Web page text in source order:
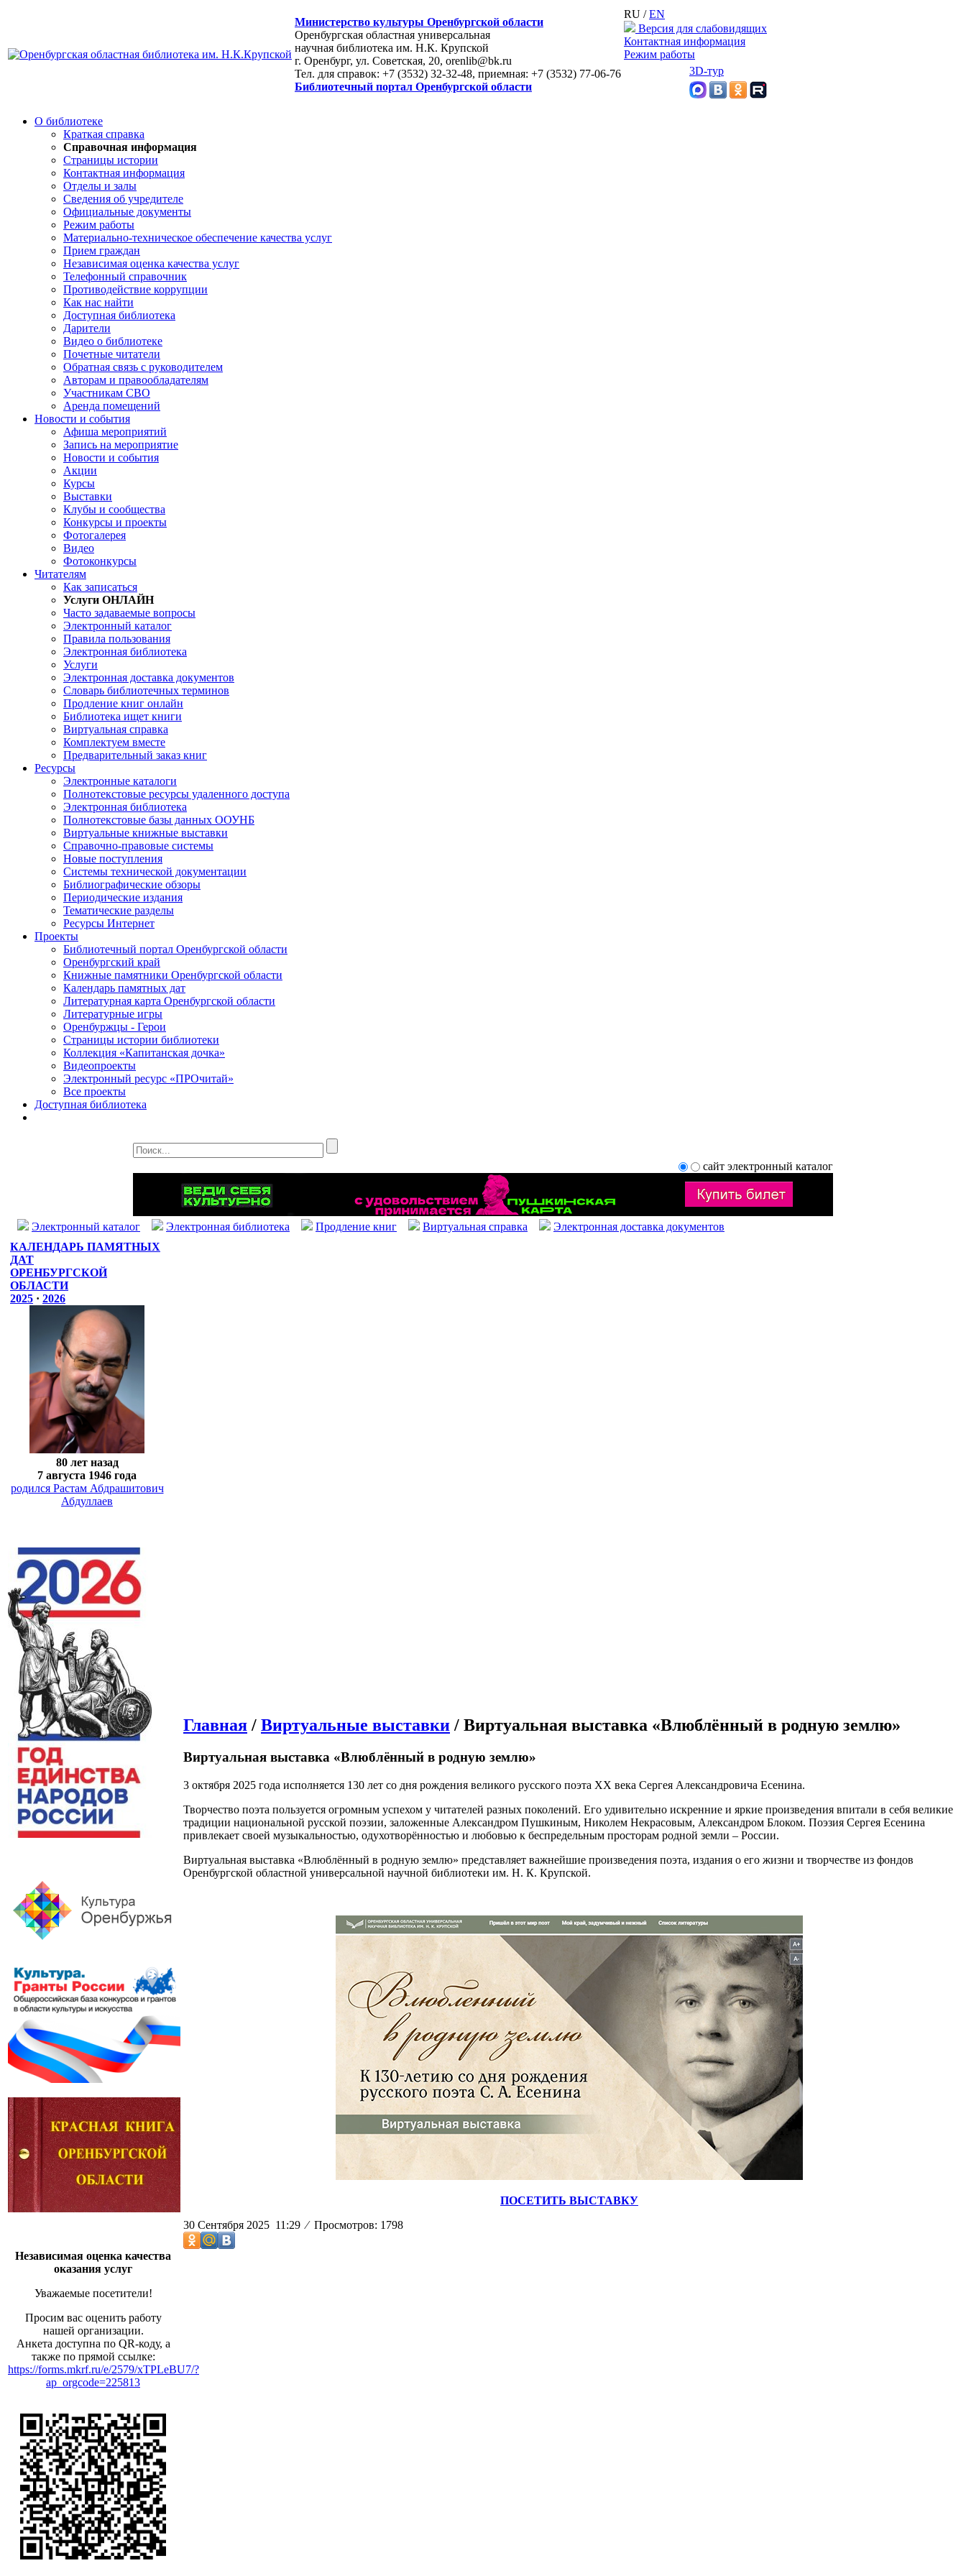
Министерство культуры Оренбургской области
Оренбургская областная универсальная
научная библиотека им. Н.К. Крупской
г. Оренбург, ул. Советская, 20, orenlib@bk.ru
Тел. для справок: +7 (3532) 32-32-48, приемная: +7 (3532) 77-06-76
Библиотечный портал Оренбургской области
RU /EN
Версия для слабовидящих
Контактная информация
Режим работы
3D-тур
О библиотеке
Краткая справка
Справочная информация
Страницы истории
Контактная информация
Отделы и залы
Сведения об учредителе
Официальные документы
Режим работы
Материально-техническое обеспечение качества услуг
Прием граждан
Независимая оценка качества услуг
Телефонный справочник
Противодействие коррупции
Как нас найти
Доступная библиотека
Дарители
Видео о библиотеке
Почетные читатели
Обратная связь с руководителем
Авторам и правообладателям
Участникам СВО
Аренда помещений
Новости и события
Афиша мероприятий
Запись на мероприятие
Новости и события
Акции
Курсы
Выставки
Клубы и сообщества
Конкурсы и проекты
Фотогалерея
Видео
Фотоконкурсы
Читателям
Как записаться
Услуги ОНЛАЙН
Часто задаваемые вопросы
Электронный каталог
Правила пользования
Электронная библиотека
Услуги
Электронная доставка документов
Словарь библиотечных терминов
Продление книг онлайн
Библиотека ищет книги
Виртуальная справка
Комплектуем вместе
Предварительный заказ книг
Ресурсы
Электронные каталоги
Полнотекстовые ресурсы удаленного доступа
Электронная библиотека
Полнотекстовые базы данных ООУНБ
Виртуальные книжные выставки
Справочно-правовые системы
Новые поступления
Cистемы технической документации
Библиографические обзоры
Периодические издания
Тематические разделы
Ресурсы Интернет
Проекты
Библиотечный портал Оренбургской области
Оренбургский край
Книжные памятники Оренбургской области
Календарь памятных дат
Литературная карта Оренбургской области
Литературные игры
Оренбуржцы - Герои
Страницы истории библиотеки
Коллекция «Капитанская дочка»
Видеопроекты
Электронный ресурс «ПРОчитай»
Все проекты
Доступная библиотека
сайт электронный каталог
Электронный каталог Электронная библиотека Продление книг Виртуальная справка
Электронная доставка документов
КАЛЕНДАРЬ ПАМЯТНЫХ
ДАТ
ОРЕНБУРГСКОЙ
ОБЛАСТИ
2025 · 2026
80 лет назад
7 августа 1946 года
родился Растам Абдрашитович
Абдуллаев
Независимая оценка качества
оказания услуг
Уважаемые посетители!
Просим вас оценить работу
нашей организации.
Анкета доступна по QR-коду, а
также по прямой ссылке:
https://forms.mkrf.ru/e/2579/xTPLeBU7/?
ap_orgcode=225813
Главная / Виртуальные выставки / Виртуальная выставка «Влюблённый в родную землю»
Виртуальная выставка «Влюблённый в родную землю»
3 октября 2025 года исполняется 130 лет со дня рождения великого русского поэта XX века Сергея Александровича Есенина.
Творчество поэта пользуется огромным успехом у читателей разных поколений. Его удивительно искренние и яркие произведения впитали в себя великие
традиции национальной русской поэзии, заложенные Александром Пушкиным, Николем Некрасовым, Александром Блоком. Поэзия Сергея Есенина
привлекает своей музыкальностью, одухотворённостью и любовью к беспредельным просторам родной земли – России.
Виртуальная выставка «Влюблённый в родную землю» представляет важнейшие произведения поэта, издания о его жизни и творчестве из фондов
Оренбургской областной универсальной научной библиотеки им. Н. К. Крупской.
ПОСЕТИТЬ ВЫСТАВКУ
30 Сентября 2025 11:29⁄Просмотров: 1798